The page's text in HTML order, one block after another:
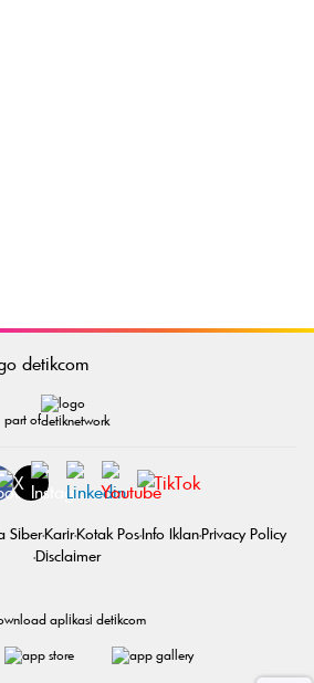
part of
SiberKarirKotak PosInfo IklanPrivacy Policy
Disclaimer
aplikasi detikcom